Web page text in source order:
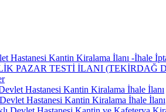
Hastanesi Kantin Kiralama İlanı -İhale
PAZAR TESTİ İLANI (TEKİRDAĞ
Hastanesi Kantin Kiralama İhale İlanı
Hastanesi Kantin Kiralama İhale İlanı